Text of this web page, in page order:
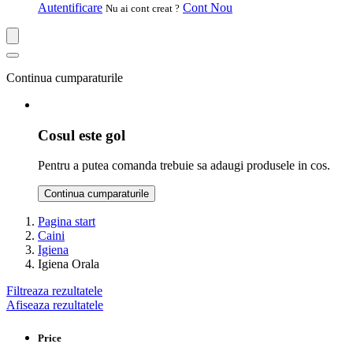
Autentificare Nu ai cont creat ? Cont Nou
Continua cumparaturile
Cosul este gol
Pentru a putea comanda trebuie sa adaugi produsele in cos.
Continua cumparaturile
Pagina start
Caini
Igiena
Igiena Orala
Filtreaza rezultatele
Afiseaza rezultatele
Price